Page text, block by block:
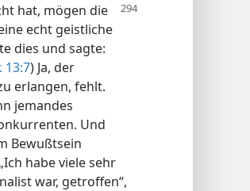
hat, mögen die
echt geistliche
dies und sagte:
13:7) Ja, der
erlangen, fehlt.
jemandes
Und
Bewußtsein
habe viele sehr
war, getroffen“,